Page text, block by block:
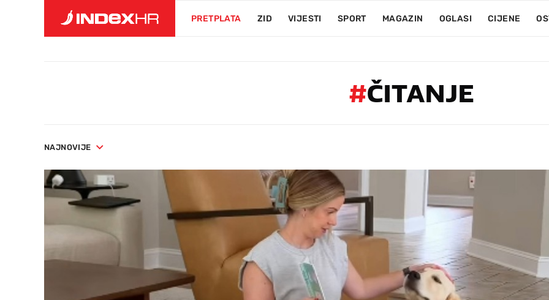
PRETPLATA ZID VIJESTI SPORT MAGAZIN OGLASI CIJENE
#ČITANJE
NAJNOVIJE